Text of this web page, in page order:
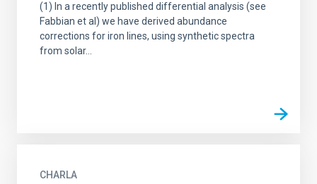
(1) In a recently published differential analysis (see
Fabbian et al) we have derived abundance
corrections for iron lines, using synthetic spectra
from solar...
CHARLA